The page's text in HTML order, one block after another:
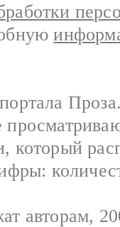
который
авторам,